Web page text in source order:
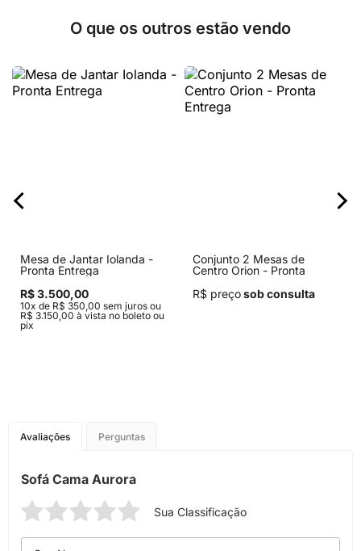
O que os outros estão vendo
Mesa de Jantar Iolanda -
Pronta Entrega
R$ 3.500,00
10x de R$ 350,00 sem juros ou
R$ 3.150,00 à vista no boleto ou
pix
Conjunto 2 Mesas de
Centro Orion - Pronta
R$ preçosob consulta
Avaliações Perguntas
Sofá Cama Aurora
Sua Classificação